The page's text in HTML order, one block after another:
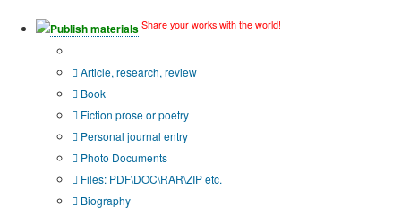
Publish materials Share your works with the world!
Article, research, review
Book
Fiction prose or poetry
Personal journal entry
Photo Documents
Files: PDF\DOC\RAR\ZIP etc.
Biography